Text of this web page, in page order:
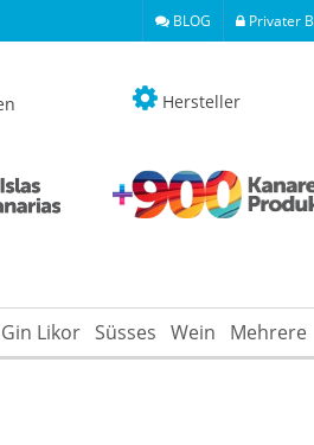
BLOG Privater
Hersteller
Likor Süsses Wein Mehrere